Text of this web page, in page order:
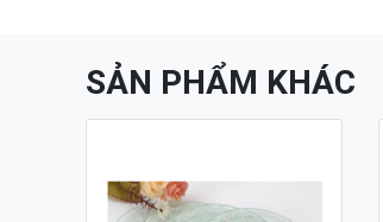
SẢN PHẨM KHÁC